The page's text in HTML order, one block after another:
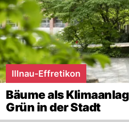
Illnau-Effretikon
Bäume als
Grün in der Stadt